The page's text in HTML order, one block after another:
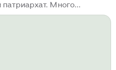
Конечно